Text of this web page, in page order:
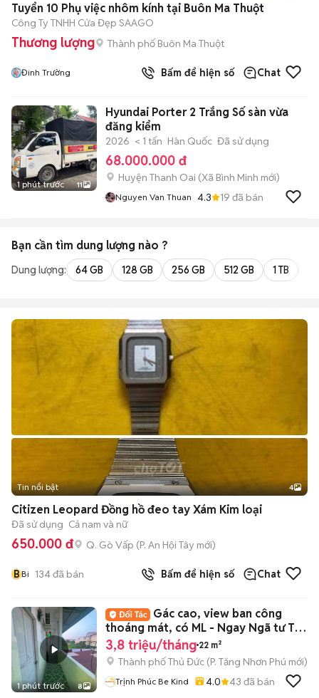
Tuyển 10 Phụ việc nhôm kính tại Buôn Ma Thuột
Công Ty TNHH Cửa Đẹp SAAGO
Thương lượng Thành phố Buôn Ma Thuột
Đinh Trường Bấm để hiện số Chat
1 phút trước 11
Hyundai Porter 2 Trắng Số sàn vừa
đăng kiểm
2026 < 1 tấn Hàn Quốc Đã sử dụng
68.000.000 đ
Huyện Thanh Oai (Xã Bình Minh mới)
Nguyen Van Thuan 4.3 19 đã bán
Bạn cần tìm dung lượng nào ?
Dung lượng: 64 GB 128 GB 256 GB 512 GB 1 TB
Tin nổi bật 4
Citizen Leopard Đồng hồ đeo tay Xám Kim loại
Đã sử dụng Cả nam và nữ
650.000 đ Q. Gò Vấp (P. An Hội Tây mới)
BBi 134đã bán Bấm để hiện số Chat
1 phút trước 8
Gác cao, view ban công
thoáng mát, có ML - Ngay Ngã tư Thủ
Đức
3,8 triệu/tháng 22 m²
Thành phố Thủ Đức (P. Tăng Nhơn Phú mới)
Trịnh Phúc Be Kind 4.0 43 đã bán